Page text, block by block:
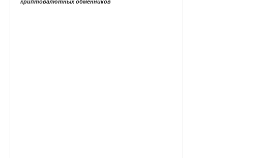
криптовалютных обменников